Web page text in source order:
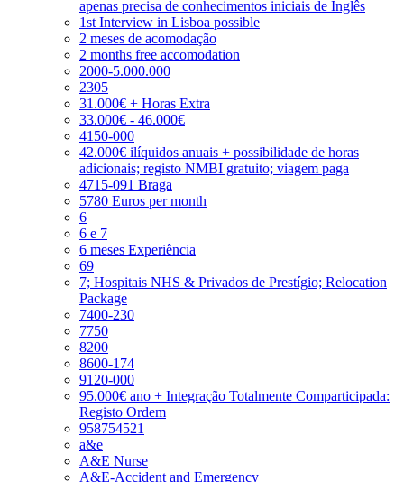
apenas precisa de conhecimentos iniciais de Inglês
1st Interview in Lisboa possible
2 meses de acomodação
2 months free accomodation
2000-5.000.000
2305
31.000€ + Horas Extra
33.000€ - 46.000€
4150-000
42.000€ ilíquidos anuais + possibilidade de horas
adicionais; registo NMBI gratuito; viagem paga
4715-091 Braga
5780 Euros per month
6
6 e 7
6 meses Experiência
69
7; Hospitais NHS & Privados de Prestígio; Relocation
Package
7400-230
7750
8200
8600-174
9120-000
95.000€ ano + Integração Totalmente Comparticipada:
Registo Ordem
958754521
a&e
A&E Nurse
A&E-Accident and Emergency